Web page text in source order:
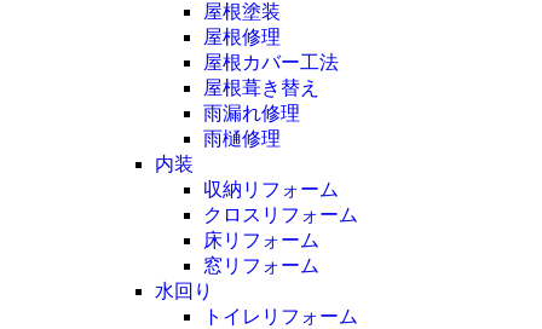
屋根塗装
屋根修理
屋根カバー工法
屋根葺き替え
雨漏れ修理
雨樋修理
内装
収納リフォーム
クロスリフォーム
床リフォーム
窓リフォーム
水回り
トイレリフォーム